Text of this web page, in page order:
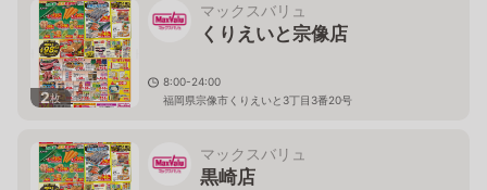
2枚
マックスバリュ
くりえいと宗像店
8:00-24:00
福岡県宗像市くりえいと3丁目3番20号
マックスバリュ
黒崎店